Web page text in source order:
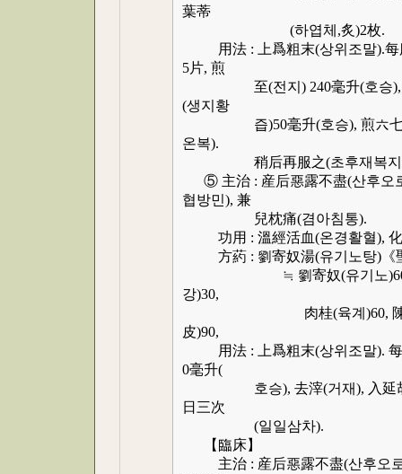
葉蒂
(하엽체,炙)2枚.
用法 : 上爲粗末(상위조말).每服
5片, 煎
至(전지) 240毫升(호승), 去
(생지황
즙)50毫升(호승), 煎六七沸(
온복).
稍后再服之(초후재복지
⑤ 主治 : 産后惡露不盡(산후오
협방민), 兼
兒枕痛(겸아침통).
功用 : 溫經活血(온경활혈), 化
方葯 : 劉寄奴湯(유기노탕)《
≒ 劉寄奴(유기노)60, 炒桔
강)30,
肉桂(육계)60, 陳皮(진피
皮)90,
用法 : 上爲粗末(상위조말). 每
0毫升(
호승), 去滓(거재), 入延胡索
日三次
(일일삼차).
【臨床】
主治 : 産后惡露不盡(산후오로